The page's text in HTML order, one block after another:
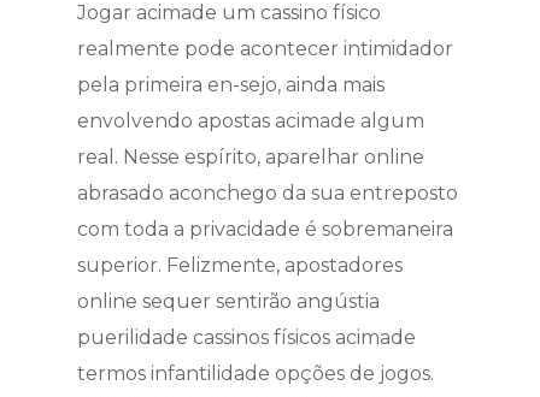
Jogar acimade um cassino físico
realmente pode acontecer intimidador
pela primeira en-sejo, ainda mais
envolvendo apostas acimade algum
real. Nesse espírito, aparelhar online
abrasado aconchego da sua entreposto
com toda a privacidade é sobremaneira
superior. Felizmente, apostadores
online sequer sentirão angústia
puerilidade cassinos físicos acimade
termos infantilidade opções de jogos.